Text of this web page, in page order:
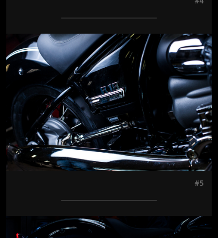
Jön még kép!
#5
Jön még kép!